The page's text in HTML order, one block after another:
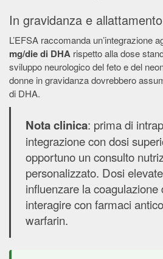
In gravidanza e allattamento
L’EFSA raccomanda un’integrazione
mg/die di DHA rispetto alla dose
sviluppo neurologico del feto e del
donne in gravidanza dovrebbero
di DHA.
Nota clinica: prima di
integrazione con dosi
opportuno un consulto
personalizzato. Dosi
influenzare la coagulazione
interagire con farmaci
warfarin.